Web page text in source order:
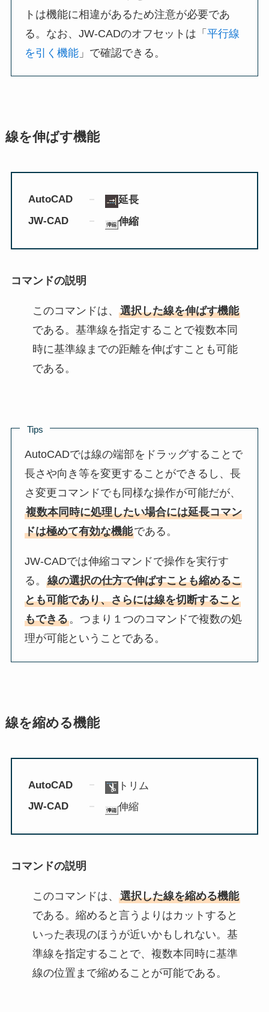
トは機能に相違があるため注意が必要であ
る。なお、JW-CADのオフセットは「平行線
を引く機能 」で確認できる。
線を伸ばす機能
AutoCAD
延長
JW-CAD
伸縮
コマンドの説明
このコマンドは、 選択した線を伸ばす機能
である。基準線を指定することで複数本同
時に基準線までの距離を伸ばすことも可能
である。
Tips
AutoCADでは線の端部をドラッグすることで
長さや向き等を変更することができるし、長
さ変更コマンドでも同様な操作が可能だが、
複数本同時に処理したい場合には延長コマン
ドは極めて有効な機能である。
JW-CADでは伸縮コマンドで操作を実行す
る。線の選択の仕方で伸ばすことも縮めるこ
とも可能であり、さらには線を切断すること
もできる。つまり１つのコマンドで複数の処
理が可能ということである。
線を縮める機能
AutoCAD
トリム
JW-CAD
伸縮
コマンドの説明
このコマンドは、 選択した線を縮める機能
である。縮めると言うよりはカットすると
いった表現のほうが近いかもしれない。基
準線を指定することで、複数本同時に基準
線の位置まで縮めることが可能である。